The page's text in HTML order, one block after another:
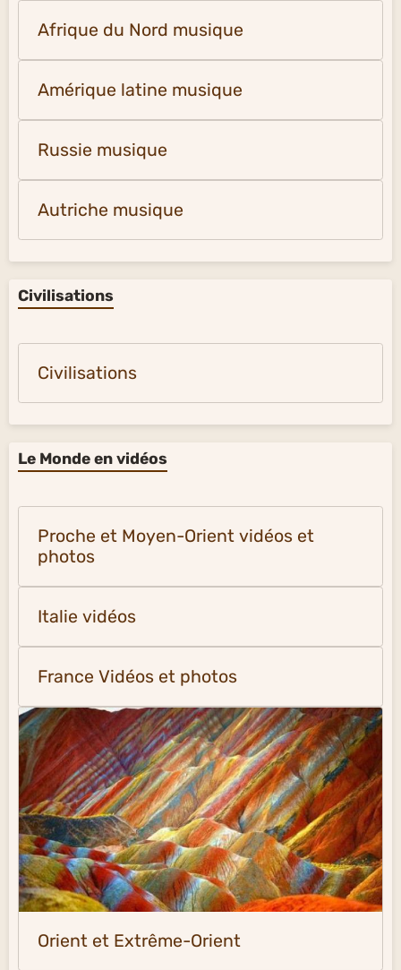
Afrique du Nord musique
Amérique latine musique
Russie musique
Autriche musique
Civilisations
Civilisations
Le Monde en vidéos
Proche et Moyen-Orient vidéos et
photos
Italie vidéos
France Vidéos et photos
Orient et Extrême-Orient